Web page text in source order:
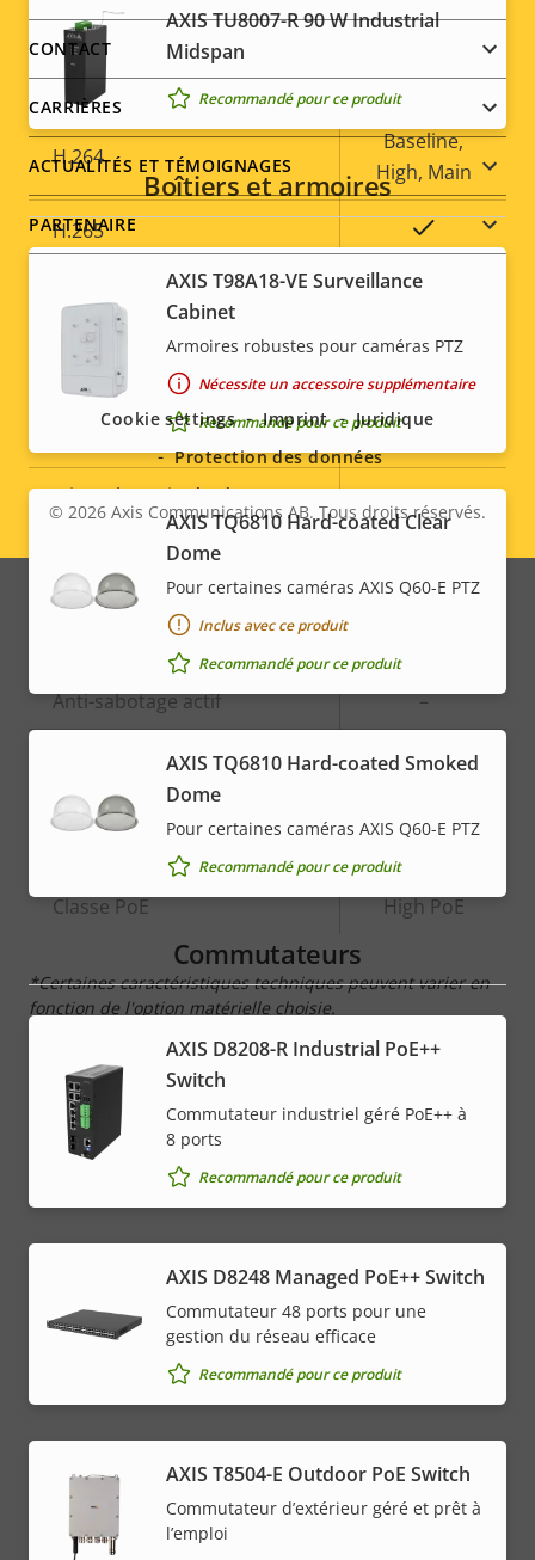
Compression
Description
de la
propriété
Valeur de
la
propriété
Zipstream Oui
H.264
Baseline,
High, Main
H.265
–
Audio
de la
propriété
la
propriété
Prise en charge audio
Microphone intégré -
Intégration de systèmes
propriété
la
propriété
Détection audio
Anti-sabotage actif –
Entrées/sorties d'alarme -
Réseau
Description
propriété
Classe PoE High PoE
*Certaines caractéristiques techniques peuvent varier en
fonction de l'option matérielle choisie.
AXIS TU8007-R 90 W Industrial
Midspan
Recommandé pour ce produit
Boîtiers et armoires
AXIS T98A18-VE Surveillance
Cabinet
Armoires robustes pour caméras PTZ
Nécessite un accessoire supplémentaire
Recommandé pour ce produit
AXIS TQ6810 Hard-coated Clear
Dome
Pour certaines caméras AXIS Q60-E PTZ
Inclus avec ce produit
Recommandé pour ce produit
AXIS TQ6810 Hard-coated Smoked
Dome
Pour certaines caméras AXIS Q60-E PTZ
Recommandé pour ce produit
Commutateurs
AXIS D8208-R Industrial PoE++
Switch
Commutateur industriel géré PoE++ à
8 ports
Recommandé pour ce produit
AXIS D8248 Managed PoE++ Switch
Commutateur 48 ports pour une
gestion du réseau efficace
Recommandé pour ce produit
AXIS T8504-E Outdoor PoE Switch
Commutateur d’extérieur géré et prêt à
l’emploi
menu
CONTACT
CARRIÈRES
ACTUALITÉS ET TÉMOIGNAGES
PARTENAIRE
Social
menu
Legal
menu
© 2026 Axis Communications AB. Tous droits réservés.
Cookie settings Imprint
Juridique
Protection des données